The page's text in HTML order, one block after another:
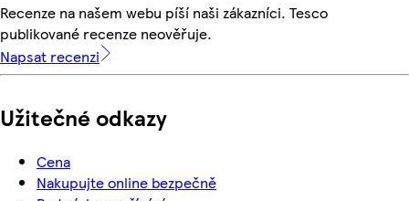
Recenze na našem webu píší naši zákazníci. Tesco
publikované recenze neověřuje.
Napsat recenzi
Užitečné odkazy
Cena
Nakupujte online bezpečně